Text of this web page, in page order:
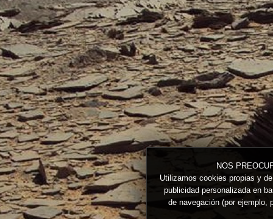
NOS
Utilizamos cookies propias y
publicidad personalizada en
de navegación (por